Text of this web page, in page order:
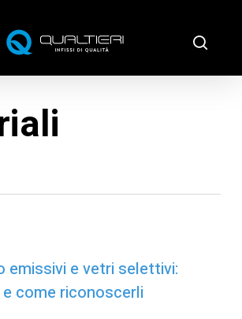
cerca
emissivi e vetri selettivi:
come riconoscerli